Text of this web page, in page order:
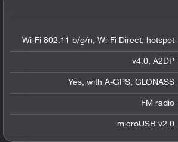
Wi-Fi 802.11 b/g/n, Wi-Fi Direct, hotspot
v4.0, A2DP
Yes, with A-GPS, GLONASS
FM radio
microUSB v2.0